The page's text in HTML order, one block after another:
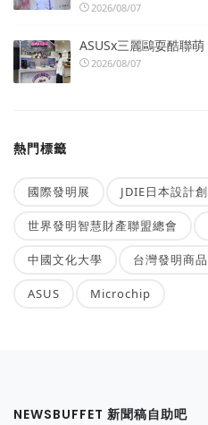
2026/08/07
ASUSx三麗鷗耍酷聯
2026/08/07
熱門標籤
國際發明展 JDIE日本設計
世界發明智慧財產聯盟總會
中國文化大學 台灣發明商
ASUS Microchip
NEWSBUFFET 新聞稿自助吧